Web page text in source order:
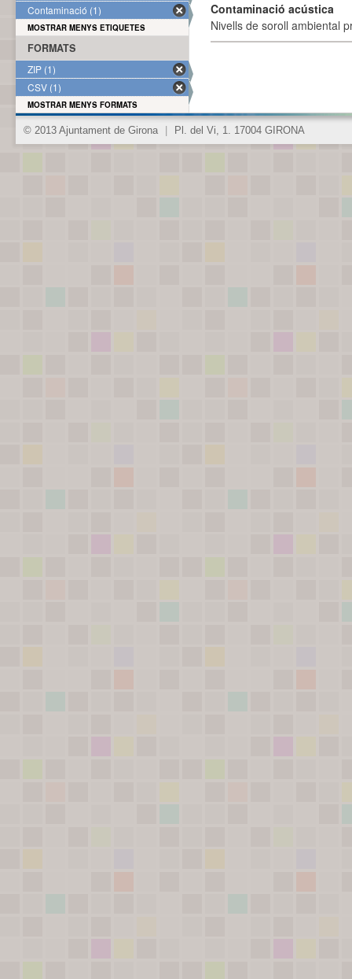
Contaminació acústica
Nivells de soroll ambiental
Contaminació (1)
MOSTRAR MENYS ETIQUETES
FORMATS
ZIP (1)
CSV (1)
MOSTRAR MENYS FORMATS
© 2013 Ajuntament de Girona Pl. del Vi, 1. 17004 GIRONA